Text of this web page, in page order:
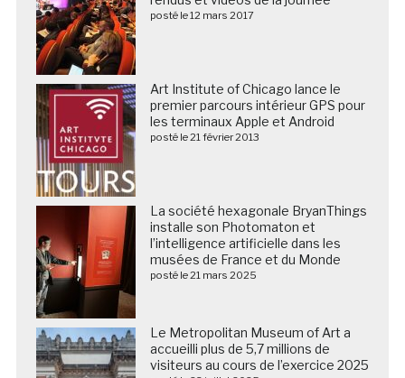
posté le 12 mars 2017
Art Institute of Chicago lance le
premier parcours intérieur GPS pour
les terminaux Apple et Android
posté le 21 février 2013
La société hexagonale BryanThings
installe son Photomaton et
l’intelligence artificielle dans les
musées de France et du Monde
posté le 21 mars 2025
Le Metropolitan Museum of Art a
accueilli plus de 5,7 millions de
visiteurs au cours de l’exercice 2025